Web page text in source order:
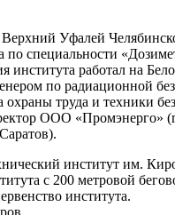
Уфалей
специальности
работал на
по радиационной
труда и техники
ООО «Промэнерго» (г.
институт им.
с 200 метровой
института.